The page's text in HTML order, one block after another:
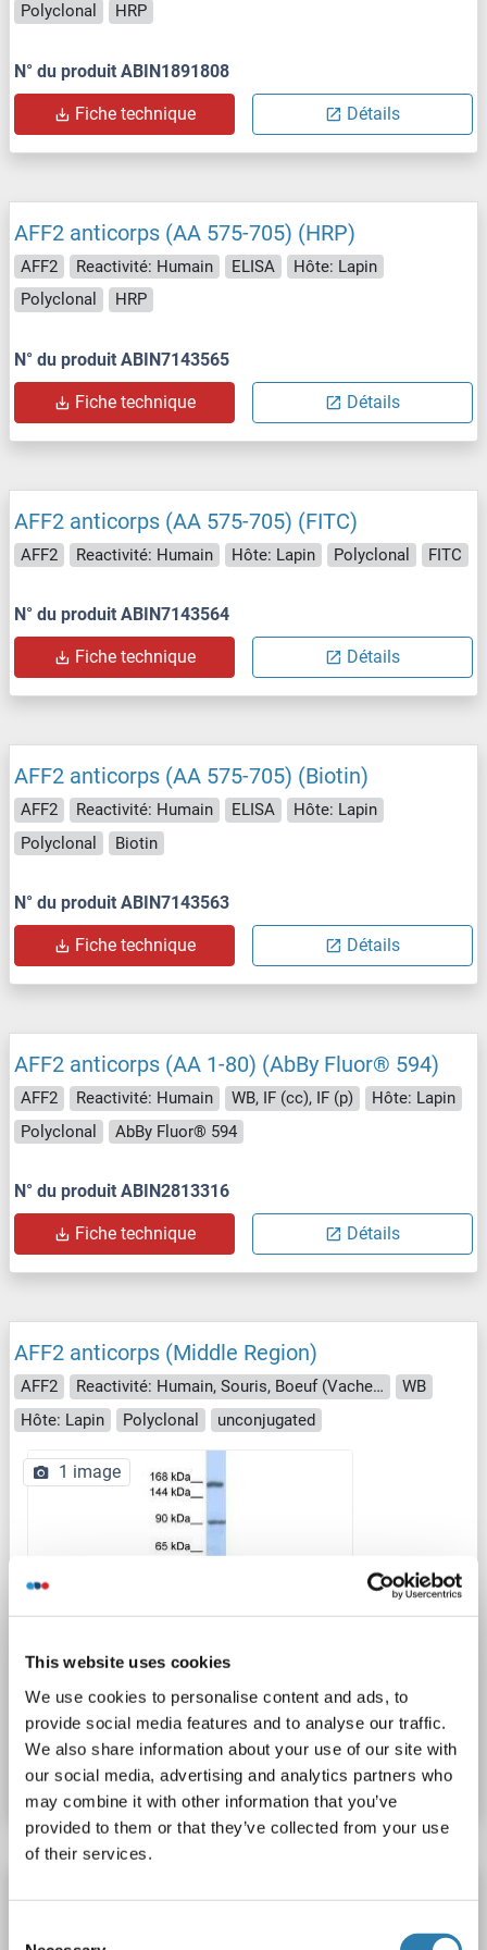
This website uses cookies
We use cookies to personalise content and ads, to
provide social media features and to analyse our traffic.
We also share information about your use of our site with
our social media, advertising and analytics partners who
may combine it with other information that you’ve
provided to them or that they’ve collected from your use
of their services.
Polyclonal HRP
N° du produit ABIN1891808
Fiche technique Détails
AFF2 anticorps (AA 575-705) (HRP)
AFF2 Reactivité: Humain ELISA
Hôte: Lapin
Polyclonal
HRP
N° du produit ABIN7143565
Fiche technique Détails
AFF2 anticorps (AA 575-705) (FITC)
AFF2 Reactivité: Humain Hôte: Lapin Polyclonal FITC
N° du produit ABIN7143564
Fiche technique Détails
AFF2 anticorps (AA 575-705) (Biotin)
AFF2 Reactivité: Humain ELISA
Hôte: Lapin
Polyclonal
Biotin
N° du produit ABIN7143563
Fiche technique Détails
AFF2 anticorps (AA 1-80) (AbBy Fluor® 594)
AFF2 Reactivité: Humain WB, IF (cc), IF (p)
Hôte: Lapin
Polyclonal
AbBy Fluor® 594
N° du produit ABIN2813316
Fiche technique Détails
AFF2 anticorps (Middle Region)
AFF2 Reactivité: Humain, Souris, Boeuf (Vache), Poulet
WB
Hôte: Lapin
Polyclonal unconjugated
1 image
N° du produit ABIN1449867
Fiche technique Détails
AFF2 anticorps (AA 575-705) (FITC)